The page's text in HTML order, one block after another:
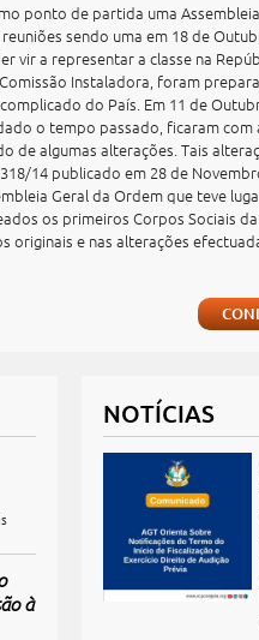
ponto de partida uma
sendo uma em 18 de
vir a representar a classe na
Instaladora, foram
do País. Em 11 de
o tempo passado, ficaram
de algumas alterações. Tais
14 publicado em 28 de
Geral da Ordem que teve
os primeiros Corpos Sociais
originais e nas alterações
à
NOTÍCIAS